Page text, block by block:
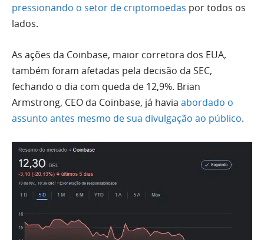
pressionando o setor de criptomoedas por todos os
lados.
As ações da Coinbase, maior corretora dos EUA,
também foram afetadas pela decisão da SEC,
fechando o dia com queda de 12,9%. Brian
Armstrong, CEO da Coinbase, já havia abordado o
assunto antes mesmo de sua divulgação ao público.